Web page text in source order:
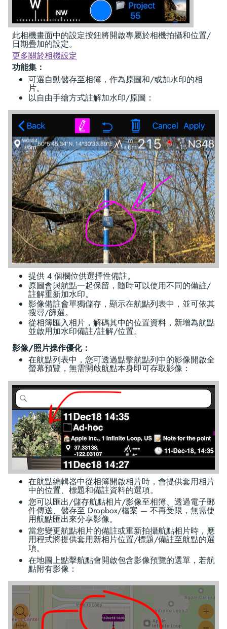
此相機畫面中的設定按鈕將開啟專屬於相機拍攝和位置/
日期疊加的設定。
更多關於相機設定
功能集：
可選自動儲存至相簿，作為原圖和/或加水印的相
片。
以自由手繪方式註解加水印/原圖：
提供 4 個欄位供選擇性備註。
原圖會與航點一起保留，隨時可以使用不同的備註/
註解重新加水印。
影像備註會單獨儲存，顯示在航點列表中，並可依其
搜尋/篩選。
從相簿匯入相片，解碼其中的位置資料，新增為航點
並啟用加水印備註/註解/位置。
影像/照片操作優化：
在航點列表中，您可透過點擊航點列中的影像開啟全
螢幕預覽，無需開啟航點本身即可存取影像：
在航點編輯器中從相簿開啟相片時，會提供套用相片
中的位置、標題和備註資料的選項。
您可以匯出/儲存航點相片/影像至相簿、透過電子郵
件傳送、儲存至 Dropbox/檔案 — 不再受限，無需使
用航點匯出來分享影像。
當您變更航點相片的備註或重新拍攝航點相片時，應
用程式將提供套用新相片位置/標題/備註至航點的選
項。
在地圖上點擊航點會開啟包含影像預覽的選單，若航
點附有影像：